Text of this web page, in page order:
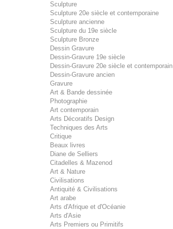
Sculpture
Sculpture 20e siècle et contemporaine
Sculpture ancienne
Sculpture du 19e siècle
Sculpture Bronze
Dessin Gravure
Dessin-Gravure 19e siècle
Dessin-Gravure 20e siècle et contemporain
Dessin-Gravure ancien
Gravure
Art & Bande dessinée
Photographie
Art contemporain
Arts Décoratifs Design
Techniques des Arts
Critique
Beaux livres
Diane de Selliers
Citadelles & Mazenod
Art & Nature
Civilisations
Antiquité & Civilisations
Art arabe
Arts d'Afrique et d'Océanie
Arts d'Asie
Arts Premiers ou Primitifs